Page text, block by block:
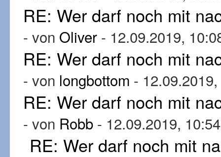
RE: Wer darf noch mit
- von Oliver - 12.09.2019,
RE: Wer darf noch mit
- von longbottom -
RE: Wer darf noch mit
- von Robb - 12.09.2019, 10:54
RE: Wer darf noch mit